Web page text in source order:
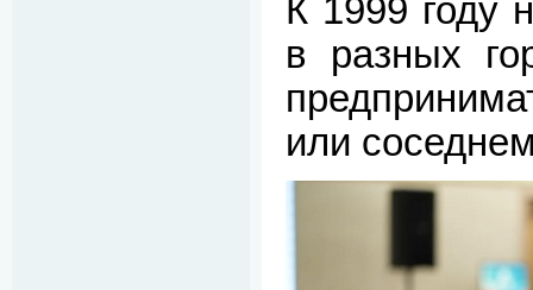
К 1999 году
в разных
или